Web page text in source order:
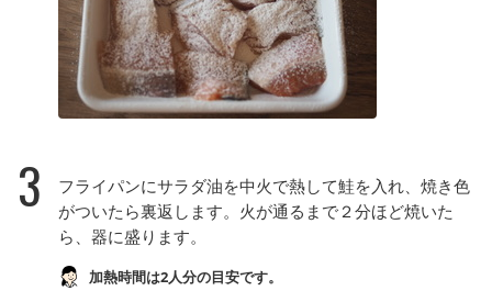
3
フライパンにサラダ油を中火で熱して鮭を入れ、焼き色
がついたら裏返します。火が通るまで２分ほど焼いた
ら、器に盛ります。
加熱時間は2人分の目安です。